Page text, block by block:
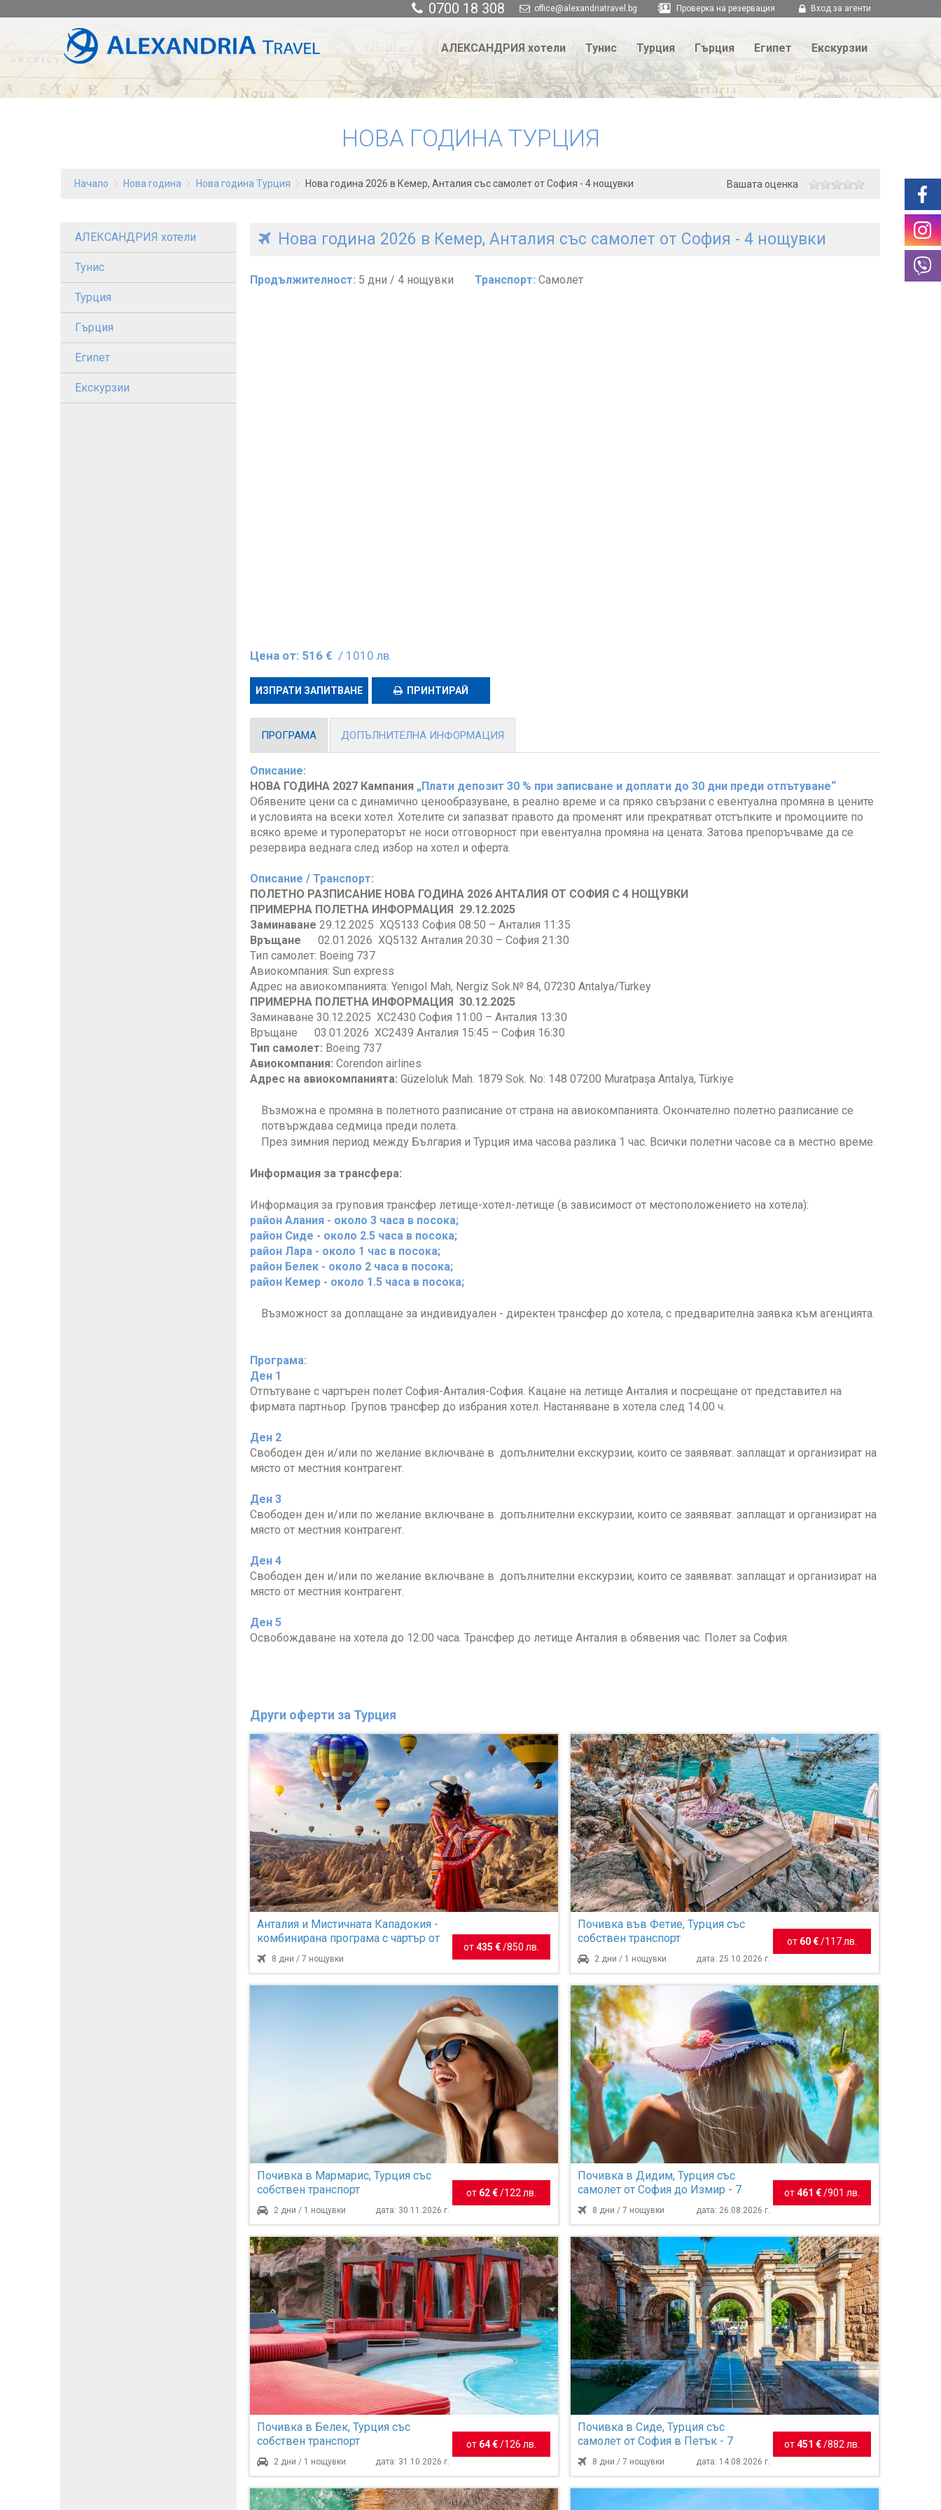
0700 18 308 office@alexandriatravel.bg Проверка на резервация Вход за агенти
АЛЕКСАНДРИЯ хотели Тунис Турция Гърция Египет Екскурзии
НОВА ГОДИНА ТУРЦИЯ
Начало Нова година Нова година Турция Нова година 2026 в Кемер, Анталия със самолет от София - 4 нощувки Вашата оценка
АЛЕКСАНДРИЯ хотели
Тунис
Турция
Гърция
Египет
Екскурзии
Нова година 2026 в Кемер, Анталия със самолет от София - 4 нощувки
Продължителност: 5 дни / 4 нощувки Транспорт: Самолет
Цена от: 516 € / 1010 лв.
ИЗПРАТИ ЗАПИТВАНЕ ПРИНТИРАЙ
ПРОГРАМА ДОПЪЛНИТЕЛНА ИНФОРМАЦИЯ
Описание:
НОВА ГОДИНА 2027 Кампания „Плати депозит 30 % при записване и доплати до 30 дни преди отпътуване“
Обявените цени са с динамично ценообразуване, в реално време и са пряко свързани с евентуална промяна в цените
и условията на всеки хотел. Хотелите си запазват правото да променят или прекратяват отстъпките и промоциите по
всяко време и туроператорът не носи отговорност при евентуална промяна на цената. Затова препоръчваме да се
резервира веднага след избор на хотел и оферта.
Описание / Транспорт:
ПОЛЕТНО РАЗПИСАНИЕ НОВА ГОДИНА 2026 АНТАЛИЯ ОТ СОФИЯ С 4 НОЩУВКИ
ПРИМЕРНА ПОЛЕТНА ИНФОРМАЦИЯ 29.12.2025
Заминаване 29.12.2025 XQ5133 София 08:50 – Анталия 11:35
Връщане
02.01.2026 XQ5132 Анталия 20:30 – София 21:30
Тип самолет: Boeing 737
Авиокомпания: Sun express
Адрес на авиокомпанията: Yenigol Mah, Nergiz Sok.№ 84, 07230 Antalya/Turkey
ПРИМЕРНА ПОЛЕТНА ИНФОРМАЦИЯ 30.12.2025
Заминаване 30.12.2025 XC2430 София 11:00 – Анталия 13:30
Връщане 03.01.2026 XC2439 Анталия 15:45 – София 16:30
Тип самолет: Boeing 737
Авиокомпания: Corendon airlines
Адрес на авиокомпанията: Güzeloluk Mah. 1879 Sok. No: 148 07200 Muratpaşa Antalya, Türkiye
Възможна е промяна в полетното разписание от страна на авиокомпанията. Окончателно полетно разписание се
потвърждава седмица преди полета.
През зимния период между България и Турция има часова разлика 1 час. Всички полетни часове са в местно време.
Информация за трансфера:
Информация за груповия трансфер летище-хотел-летище (в зависимост от местоположението на хотела):
район Алания - около 3 часа в посока;
район Сиде - около 2.5 часа в посока;
район Лара - около 1 час в посока;
район Белек - около 2 часа в посока;
район Кемер - около 1.5 часа в посока;
Възможност за доплащане за индивидуален - директен трансфер до хотела, с предварителна заявка към агенцията.
Програма:
Ден 1
Отпътуване с чартърен полет София-Анталия-София. Кацане на летище Анталия и посрещане от представител на
фирмата партньор. Групов трансфер до избрания хотел. Настаняване в хотела след 14.00 ч.
Ден 2
Свободен ден и/или по желание включване в допълнителни екскурзии, които се заявяват. заплащат и организират на
място от местния контрагент.
Ден 3
Свободен ден и/или по желание включване в допълнителни екскурзии, които се заявяват. заплащат и организират на
място от местния контрагент.
Ден 4
Свободен ден и/или по желание включване в допълнителни екскурзии, които се заявяват. заплащат и организират на
място от местния контрагент.
Ден 5
Освобождаване на хотела до 12:00 часа. Трансфер до летище Анталия в обявения час. Полет за София.
Други оферти за Турция
Анталия и Мистичната Кападокия -
комбинирана програма с чартър от
София8 дни / 7 нощувки
от435 € /850 лв.
Почивка във Фетие, Турция със
собствен транспорт
2 дни / 1 нощувки дата: 25.10.2026 г.
от 60 € / 117 лв.
Почивка в Мармарис, Турция със
собствен транспорт
2 дни / 1 нощувки дата: 30.11.2026 г.
от 62 € / 122 лв.
Почивка в Дидим, Турция със
самолет от София до Измир - 7
нощувки
8 дни / 7 нощувки дата: 26.08.2026 г.
от461 € /901 лв.
Почивка в Белек, Турция със
собствен транспорт
2 дни / 1 нощувки дата: 31.10.2026 г.
от 64 € / 126 лв.
Почивка в Сиде, Турция със
самолет от София в Петък - 7
нощувки
8 дни / 7 нощувки дата: 14.08.2026 г.
от451 € /882 лв.